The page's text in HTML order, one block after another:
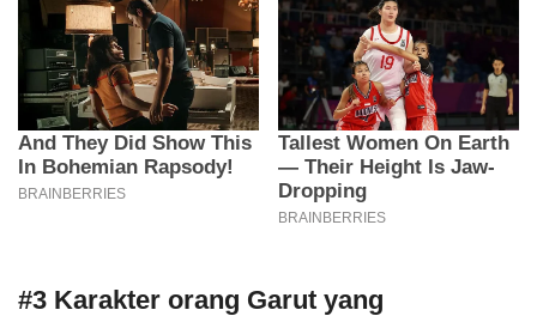
#3 Karakter orang Garut yang